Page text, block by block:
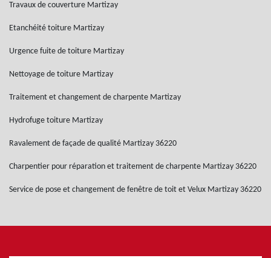
Travaux de couverture Martizay
Etanchéité toiture Martizay
Urgence fuite de toiture Martizay
Nettoyage de toiture Martizay
Traitement et changement de charpente Martizay
Hydrofuge toiture Martizay
Ravalement de façade de qualité Martizay 36220
Charpentier pour réparation et traitement de charpente Martizay 36220
Service de pose et changement de fenêtre de toit et Velux Martizay 36220